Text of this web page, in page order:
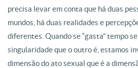
precisa levar em conta que há duas
mundos, há duas realidades e
diferentes. Quando se “gasta” tempo
singularidade que o outro é, estamos
dimensão do ato sexual que é a